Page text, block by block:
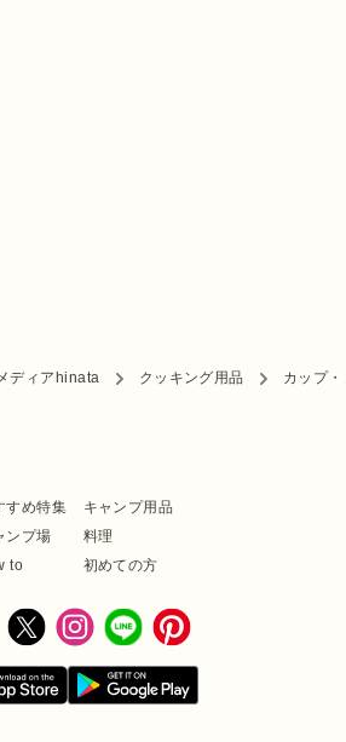
ディアhinata クッキング用品 カップ
すめ特集
キャンプ用品
ンプ場
料理
to
初めての方